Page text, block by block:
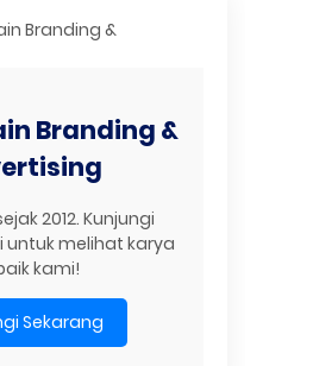
Branding &
Branding &
2012. Kunjungi
untuk melihat karya
kami!
Sekarang